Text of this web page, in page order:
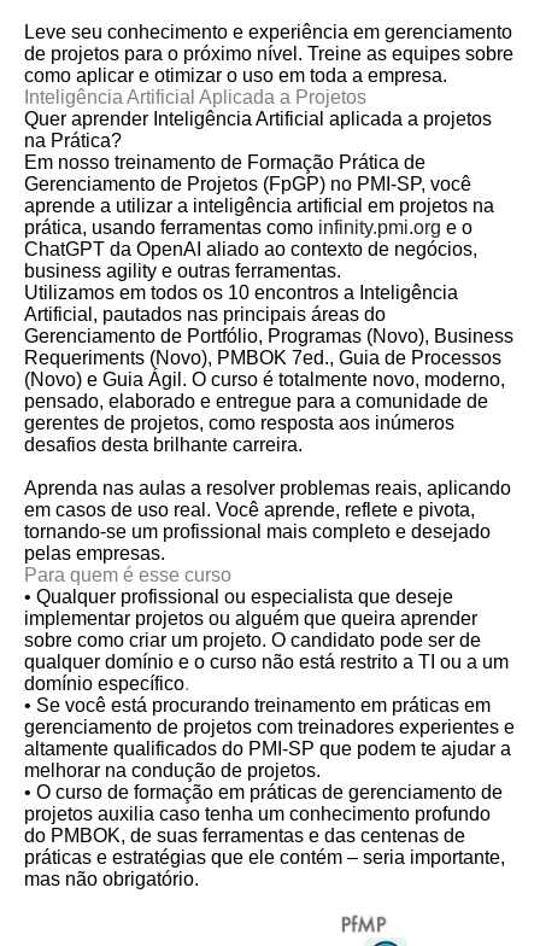
Leve seu conhecimento e experiência em gerenciamento
de projetos para o próximo nível. Treine as equipes sobre
como aplicar e otimizar o uso em toda a empresa.
Inteligência Artificial Aplicada a Projetos
Quer aprender Inteligência Artificial aplicada a projetos
na Prática?
Em nosso treinamento de Formação Prática de
Gerenciamento de Projetos (FpGP) no PMI-SP, você
aprende a utilizar a inteligência artificial em projetos na
prática, usando ferramentas como infinity.pmi.org e o
ChatGPT da OpenAI aliado ao contexto de negócios,
business agility e outras ferramentas.
Utilizamos em todos os 10 encontros a Inteligência
Artificial, pautados nas principais áreas do
Gerenciamento de Portfólio, Programas (Novo), Business
Requeriments (Novo), PMBOK 7ed., Guia de Processos
(Novo) e Guia Ágil. O curso é totalmente novo, moderno,
pensado, elaborado e entregue para a comunidade de
gerentes de projetos, como resposta aos inúmeros
desafios desta brilhante carreira.
Aprenda nas aulas a resolver problemas reais, aplicando
em casos de uso real. Você aprende, reflete e pivota,
tornando-se um profissional mais completo e desejado
pelas empresas.
Para quem é esse curso
• Qualquer profissional ou especialista que deseje
implementar projetos ou alguém que queira aprender
sobre como criar um projeto. O candidato pode ser de
qualquer domínio e o curso não está restrito a TI ou a um
domínio específico.
• Se você está procurando treinamento em práticas em
gerenciamento de projetos com treinadores experientes e
altamente qualificados do PMI-SP que podem te ajudar a
melhorar na condução de projetos.
• O curso de formação em práticas de gerenciamento de
projetos auxilia caso tenha um conhecimento profundo
do PMBOK, de suas ferramentas e das centenas de
práticas e estratégias que ele contém – seria importante,
mas não obrigatório.